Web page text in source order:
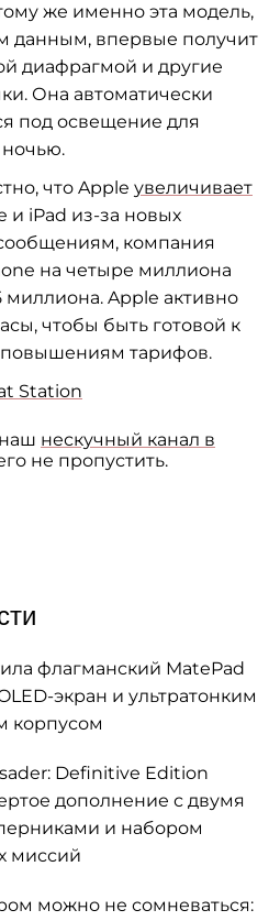
же именно эта модель,
данным, впервые получит
диафрагмой и другие
Она автоматически
под освещение для
что Apple увеличивает
и iPad из-за новых
компания
на четыре миллиона
миллиона. Apple активно
чтобы быть готовой к
тарифов.
Station
нескучный канал в
не пропустить.
флагманский MatePad
экран и ультратонким
корпусом
Definitive Edition
дополнение с двумя
и набором
миссий
можно не сомневаться: